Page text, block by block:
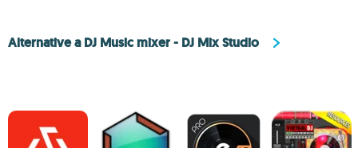
Alternative a DJ Music mixer - DJ Mix Studio